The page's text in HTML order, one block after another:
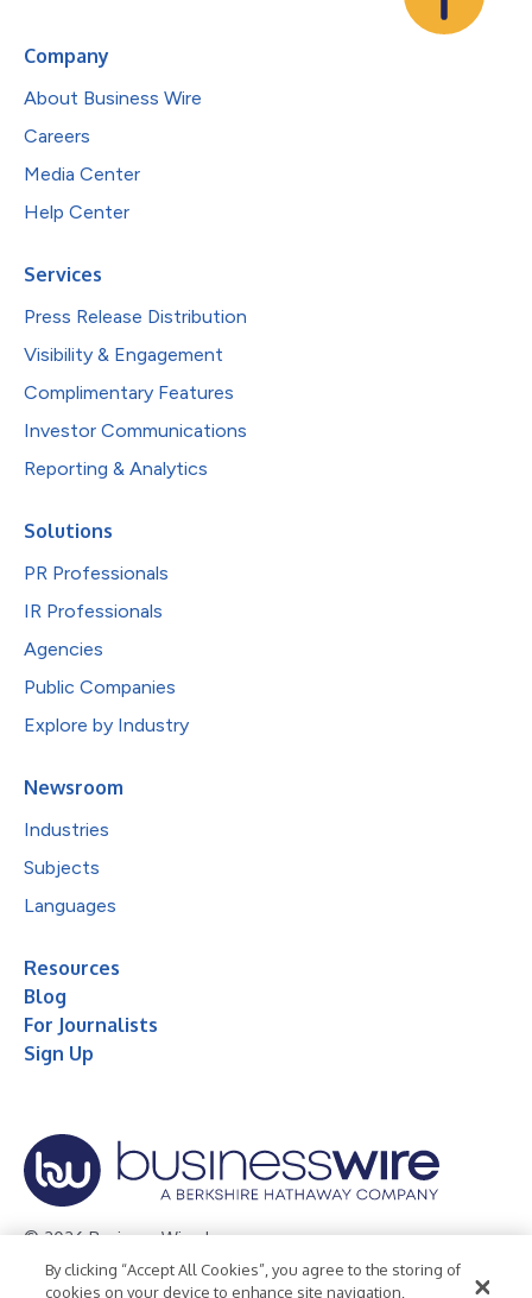
Company
About Business Wire
Careers
Media Center
Help Center
Services
Press Release Distribution
Visibility & Engagement
Complimentary Features
Investor Communications
Reporting & Analytics
Solutions
PR Professionals
IR Professionals
Agencies
Public Companies
Explore by Industry
Newsroom
Industries
Subjects
Languages
Resources
Blog
For Journalists
Sign Up
© 2026 Business Wire, Inc.
Privacy Policy Cookie Policy Accessibility Statement
By clicking “Accept All Cookies”, you agree to the storing of
cookies on your device to enhance site navigation,